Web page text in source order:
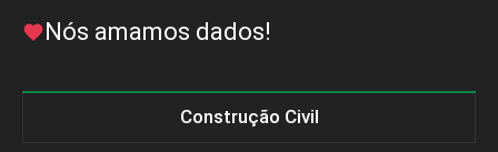
Nós amamos dados!
Construção Civil